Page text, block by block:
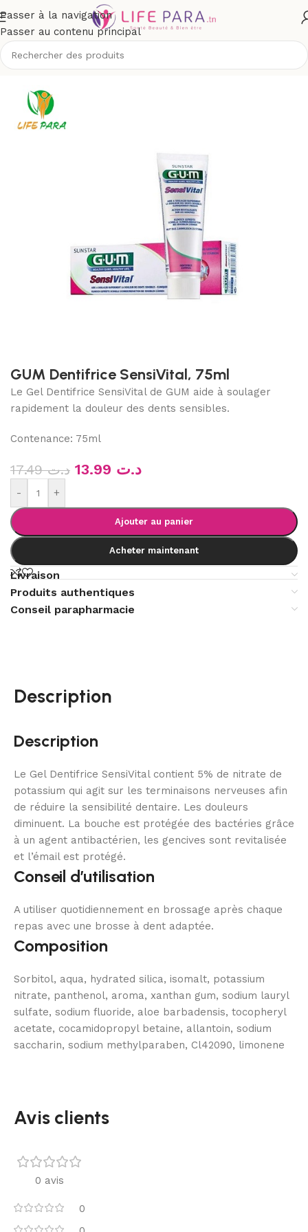
Passer à la navigation
Passer au contenu principal
/Boutique/Hygiène/Soins buccodentaires/Dentifrices
GUM Dentifrice SensiVital, 75ml
Le Gel Dentifrice SensiVital de GUM aide à soulager
rapidement la douleur des dents sensibles.
Contenance: 75ml
د.ت17.49 د.ت
- +
Ajouter au panier
Acheter maintenant
Livraison
Produits authentiques
Conseil parapharmacie
Description
Description
Le Gel Dentifrice SensiVital contient 5% de nitrate de
potassium qui agit sur les terminaisons nerveuses afin
de réduire la sensibilité dentaire. Les douleurs
diminuent. La bouche est protégée des bactéries grâce
à un agent antibactérien, les gencives sont revitalisée
et l’émail est protégé.
Conseil d’utilisation
A utiliser quotidiennement en brossage après chaque
repas avec une brosse à dent adaptée.
Composition
Sorbitol, aqua, hydrated silica, isomalt, potassium
nitrate, panthenol, aroma, xanthan gum, sodium lauryl
sulfate, sodium fluoride, aloe barbadensis, tocopheryl
acetate, cocamidopropyl betaine, allantoin, sodium
saccharin, sodium methylparaben, Cl42090, limonene
Avis clients
0 avis
0